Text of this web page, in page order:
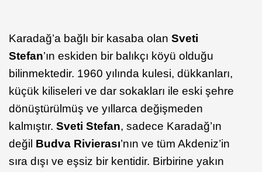
Karadağ’a bağlı bir kasaba olan Sveti
Stefan’ın eskiden bir balıkçı köyü olduğu
bilinmektedir. 1960 yılında kulesi, dükkanları,
küçük kiliseleri ve dar sokakları ile eski şehre
dönüştürülmüş ve yıllarca değişmeden
kalmıştır. Sveti Stefan, sadece Karadağ’ın
değil Budva Rivierası’nın ve tüm Akdeniz’in
sıra dışı ve eşsiz bir kentidir. Birbirine yakın